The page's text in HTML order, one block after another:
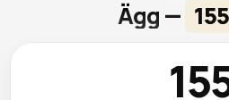
Ägg —